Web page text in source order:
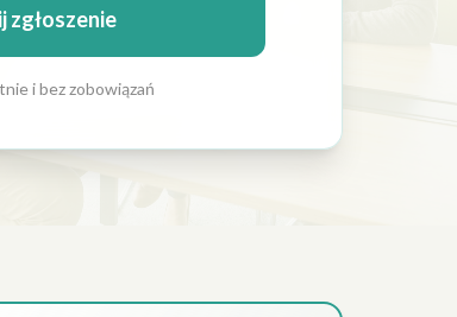
danych osobowych jest
ul. Cyfrowa 6 *
zgłoszenie
i bez zobowiązań